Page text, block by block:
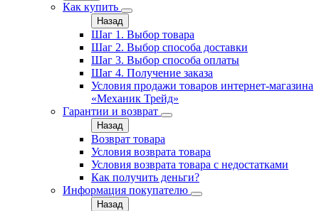
Как купить
Назад
Шаг 1. Выбор товара
Шаг 2. Выбор способа доставки
Шаг 3. Выбор способа оплаты
Шаг 4. Получение заказа
Условия продажи товаров интернет-магазина
«Механик Трейд»
Гарантии и возврат
Назад
Возврат товара
Условия возврата товара
Условия возврата товара с недостатками
Как получить деньги?
Информация покупателю
Назад